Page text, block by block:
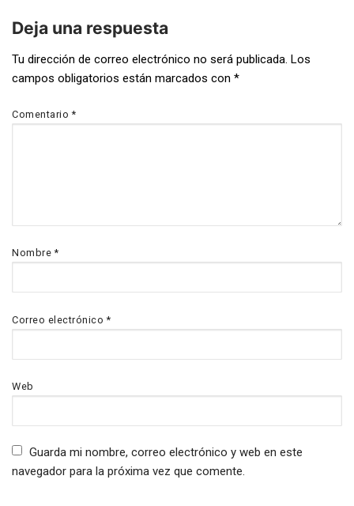
Deja una respuesta
Tu dirección de correo electrónico no será publicada. Los
campos obligatorios están marcados con *
Comentario*
Nombre*
Correo electrónico*
Web
Guarda mi nombre, correo electrónico y web en este
navegador para la próxima vez que comente.